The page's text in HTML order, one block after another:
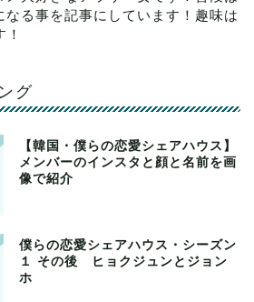
る事を記事にしています！趣味は
グ
【韓国・僕らの恋愛シェアハウス】
メンバーのインスタと顔と名前を画
像で紹介
僕らの恋愛シェアハウス・シーズン
１ その後 ヒョクジュンとジョン
ホ